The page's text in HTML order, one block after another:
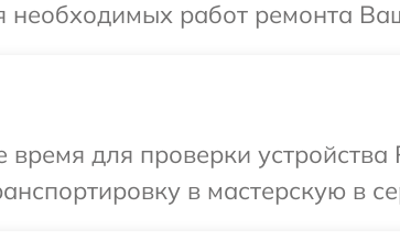
необходимых работ ремонта
для проверки устройства
в мастерскую в